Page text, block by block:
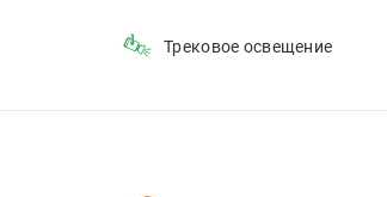
Трековое освещение